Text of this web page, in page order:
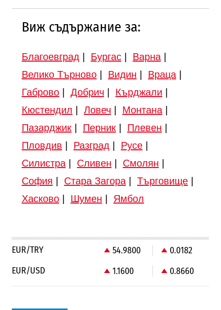
Виж съдържание за:
Благоевград Бургас| Варна|
Велико Търново| Видин Враца|
Габрово| Добрич Кърджали
Кюстендил
Ловеч Монтана|
Пазарджик| Перник| Плевен
Пловдив
Разград Русе|
Силистра| Сливен Смолян
София
Стара Загора| Търговище|
Хасково| Шумен Ямбол
EUR/TRY 54.9800
0.0182
EUR/USD
1.1600 0.8660